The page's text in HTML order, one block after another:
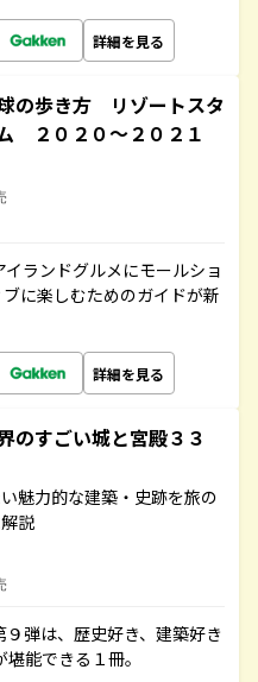
詳細を見る
の歩き方 リゾートスタ
２０２０～２０２１
ランドグルメにモールショ
に楽しむためのガイドが新
詳細を見る
すごい城と宮殿３３
魅力的な建築・史跡を旅の
説
９弾は、歴史好き、建築好き
能できる１冊。